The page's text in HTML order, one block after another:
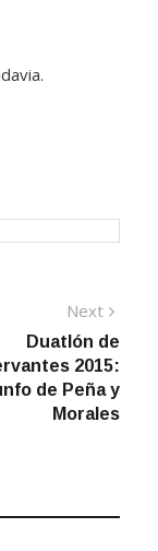
Next
Duatlón de
2015:
de Peña y
Morales